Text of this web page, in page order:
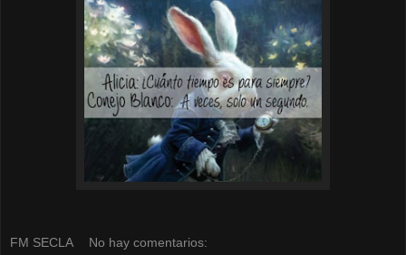
FM SECLA No hay comentarios: